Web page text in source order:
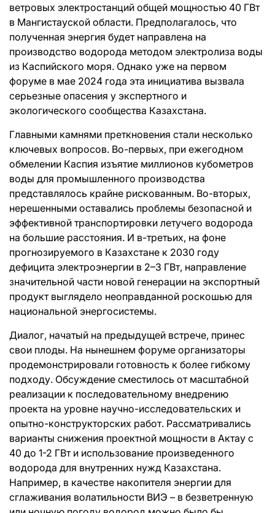
ветровых электростанций общей мощностью 40 ГВт
в Мангистауской области. Предполагалось, что
полученная энергия будет направлена на
производство водорода методом электролиза воды
из Каспийского моря. Однако уже на первом
форуме в мае 2024 года эта инициатива вызвала
серьезные опасения у экспертного и
экологического сообщества Казахстана.
Главными камнями преткновения стали несколько
ключевых вопросов. Во-первых, при ежегодном
обмелении Каспия изъятие миллионов кубометров
воды для промышленного производства
представлялось крайне рискованным. Во-вторых,
нерешенными оставались проблемы безопасной и
эффективной транспортировки летучего водорода
на большие расстояния. И в-третьих, на фоне
прогнозируемого в Казахстане к 2030 году
дефицита электроэнергии в 2–3 ГВт, направление
значительной части новой генерации на экспортный
продукт выглядело неоправданной роскошью для
национальной энергосистемы.
Диалог, начатый на предыдущей встрече, принес
свои плоды. На нынешнем форуме организаторы
продемонстрировали готовность к более гибкому
подходу. Обсуждение сместилось от масштабной
реализации к последовательному внедрению
проекта на уровне научно-исследовательских и
опытно-конструкторских работ. Рассматривались
варианты снижения проектной мощности в Актау с
40 до 1-2 ГВт и использование произведенного
водорода для внутренних нужд Казахстана.
Например, в качестве накопителя энергии для
сглаживания волатильности ВИЭ – в безветренную